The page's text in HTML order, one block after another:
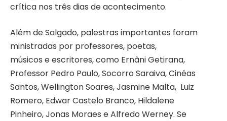
crítica nos três dias de acontecimento.
Além de Salgado, palestras importantes foram
ministradas por professores, poetas,
músicos e escritores, como Ernâni Getirana,
Professor Pedro Paulo, Socorro Saraiva, Cinéas
Santos, Wellington Soares, Jasmine Malta, Luiz
Romero, Edwar Castelo Branco, Hildalene
Pinheiro, Jonas Moraes e Alfredo Werney. Se